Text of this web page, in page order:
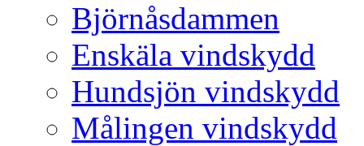
Björnåsdammen
Enskäla vindskydd
Hundsjön vindskydd
Målingen vindskydd